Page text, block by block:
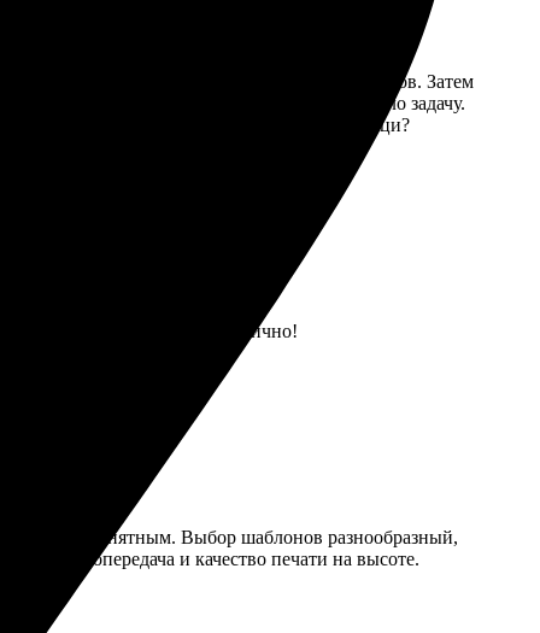
Сначала выбрал формат и количество листов. Затем
шаблонов, что сильно облегчило задачу.
В целом, оставил только положительные эмоци?
в срок, напечатали отлично!
понятным. Выбор шаблонов разнообразный,
Цветопередача и качество печати на высоте.